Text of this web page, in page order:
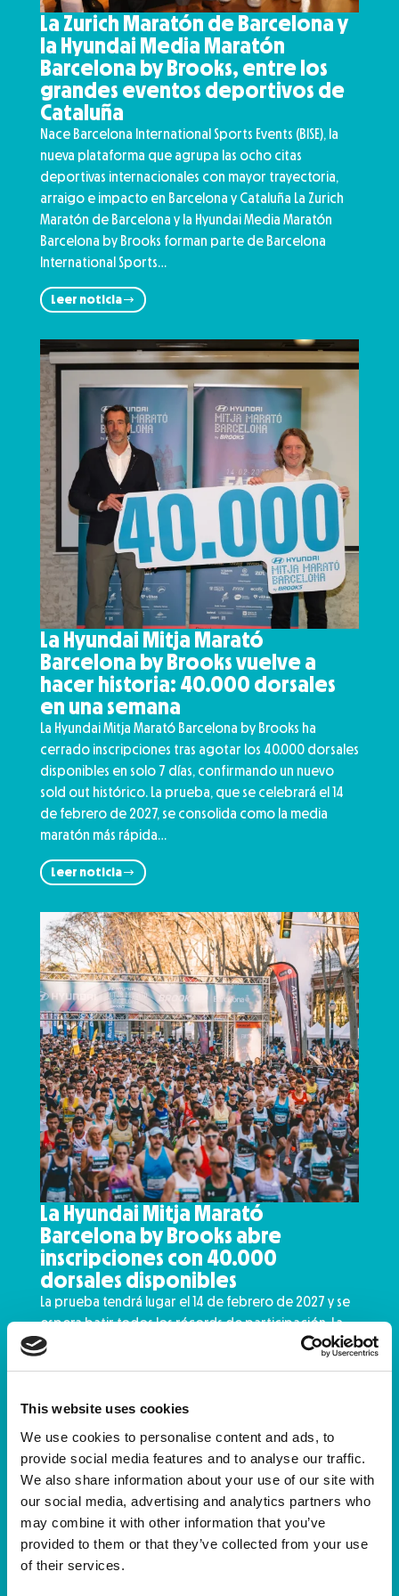
This website uses cookies
We use cookies to personalise content and ads, to
provide social media features and to analyse our traffic.
We also share information about your use of our site with
our social media, advertising and analytics partners who
may combine it with other information that you’ve
provided to them or that they’ve collected from your use
of their services.
La Zurich Maratón de Barcelona y
la Hyundai Media Maratón
Barcelona by Brooks, entre los
grandes eventos deportivos de
Cataluña
Nace Barcelona International Sports Events (BISE), la
nueva plataforma que agrupa las ocho citas
deportivas internacionales con mayor trayectoria,
arraigo e impacto en Barcelona y Cataluña La Zurich
Maratón de Barcelona y la Hyundai Media Maratón
Barcelona by Brooks forman parte de Barcelona
International Sports…
Leer noticia
La Hyundai Mitja Marató
Barcelona by Brooks vuelve a
hacer historia: 40.000 dorsales
en una semana
La Hyundai Mitja Marató Barcelona by Brooks ha
cerrado inscripciones tras agotar los 40.000 dorsales
disponibles en solo 7 días, confirmando un nuevo
sold out histórico. La prueba, que se celebrará el 14
de febrero de 2027, se consolida como la media
maratón más rápida…
Leer noticia
La Hyundai Mitja Marató
Barcelona by Brooks abre
inscripciones con 40.000
dorsales disponibles
La prueba tendrá lugar el 14 de febrero de 2027 y se
espera batir todos los récords de participación. La
Hyundai Mitja Marató Barceloba by Brooks abre
consolidada…
Leer noticia